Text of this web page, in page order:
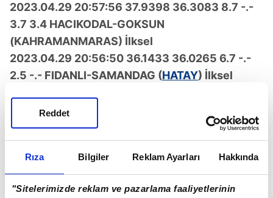
Rıza Bilgiler Reklam Ayarları Hakkında
"Sitelerimizde reklam ve pazarlama faaliyetlerinin
Reddet
2023.04.29 20:57:56 37.9398 36.3083 8.7 -.-
3.7 3.4 HACIKODAL-GOKSUN
(KAHRAMANMARAS) İlksel
2023.04.29 20:56:50 36.1433 36.0265 6.7 -.-
2.5 -.- FIDANLI-SAMANDAG (HATAY) İlksel
2.0 -.- SUGUL-DARENDE (
2023.04.29 20:38:24 38.1775 37.7760 7.8 -.-
2.0 -.- CAVUSLU-DOGANSEHIR (MALATYA)
İlksel
2023.04.29 20:36:40 38.2782 40.2823 7.9 -.-
2.3 -.- BATURKOY-DICLE (DIYARBAKIR) İlksel